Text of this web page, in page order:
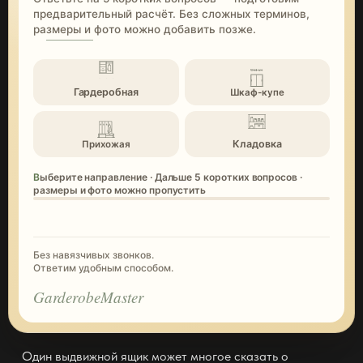
предварительный расчёт. Без сложных терминов,
размеры и фото можно добавить позже.
Гардеробная Шкаф-купе
Прихожая Кладовка
Выберите направление · Дальше 5 коротких вопросов ·
размеры и фото можно пропустить
Без навязчивых звонков.
Ответим удобным способом.
GarderobeMaster
Один выдвижной ящик может многое сказать о